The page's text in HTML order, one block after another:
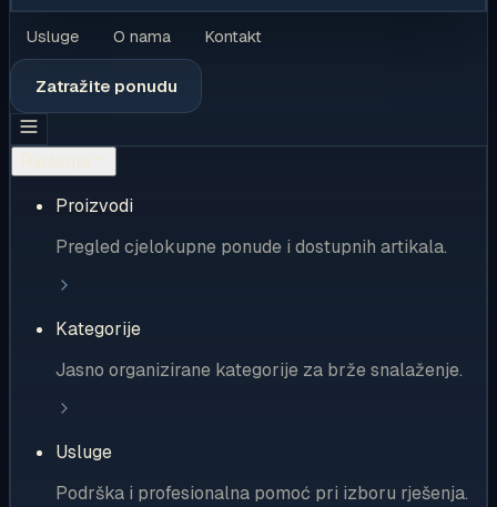
Usluge O nama Kontakt
Zatražite ponudu
Proizvodi
Pregled cjelokupne ponude i dostupnih artikala.
Kategorije
Jasno organizirane kategorije za brže snalaženje.
Usluge
Podrška i profesionalna pomoć pri izboru rješenja.